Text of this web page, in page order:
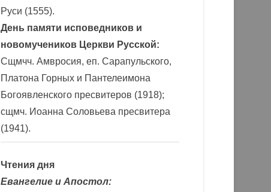
Руси (1555).
День памяти исповедников и
новомучеников Церкви Русской:
Сщмчч. Амвросия, еп. Сарапульского,
Платона Горных и Пантелеимона
Богоявленского пресвитеров (1918);
сщмч. Иоанна Соловьева пресвитера
(1941).
Чтения дня
Евангелие и Апостол: